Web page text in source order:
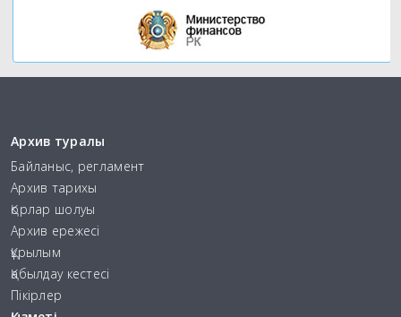
Архив туралы
Байланыс, регламент
Архив тарихы
Қорлар шолуы
Архив ережесі
Құрылым
Қабылдау кестесі
Пікірлер